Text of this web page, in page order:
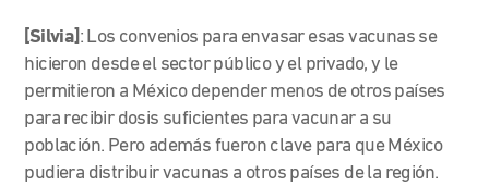
[Silvia] : Los convenios para envasar esas vacunas se
hicieron desde el sector público y el privado, y le
permitieron a México depender menos de otros países
para recibir dosis suficientes para vacunar a su
población. Pero además fueron clave para que México
pudiera distribuir vacunas a otros países de la región.